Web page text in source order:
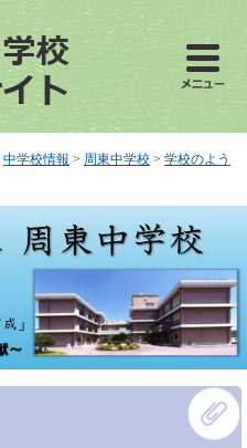
中学校情報 > 周東中学校 > 学校のよう